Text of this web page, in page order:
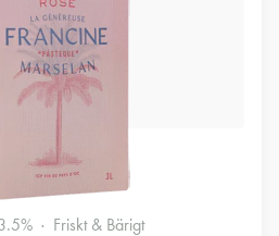
Friskt & Bärigt